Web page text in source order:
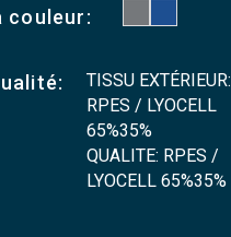
couleur:
TISSU EXTÉRIEUR:
RPES / LYOCELL
65%35%
QUALITE: RPES /
LYOCELL 65%35%